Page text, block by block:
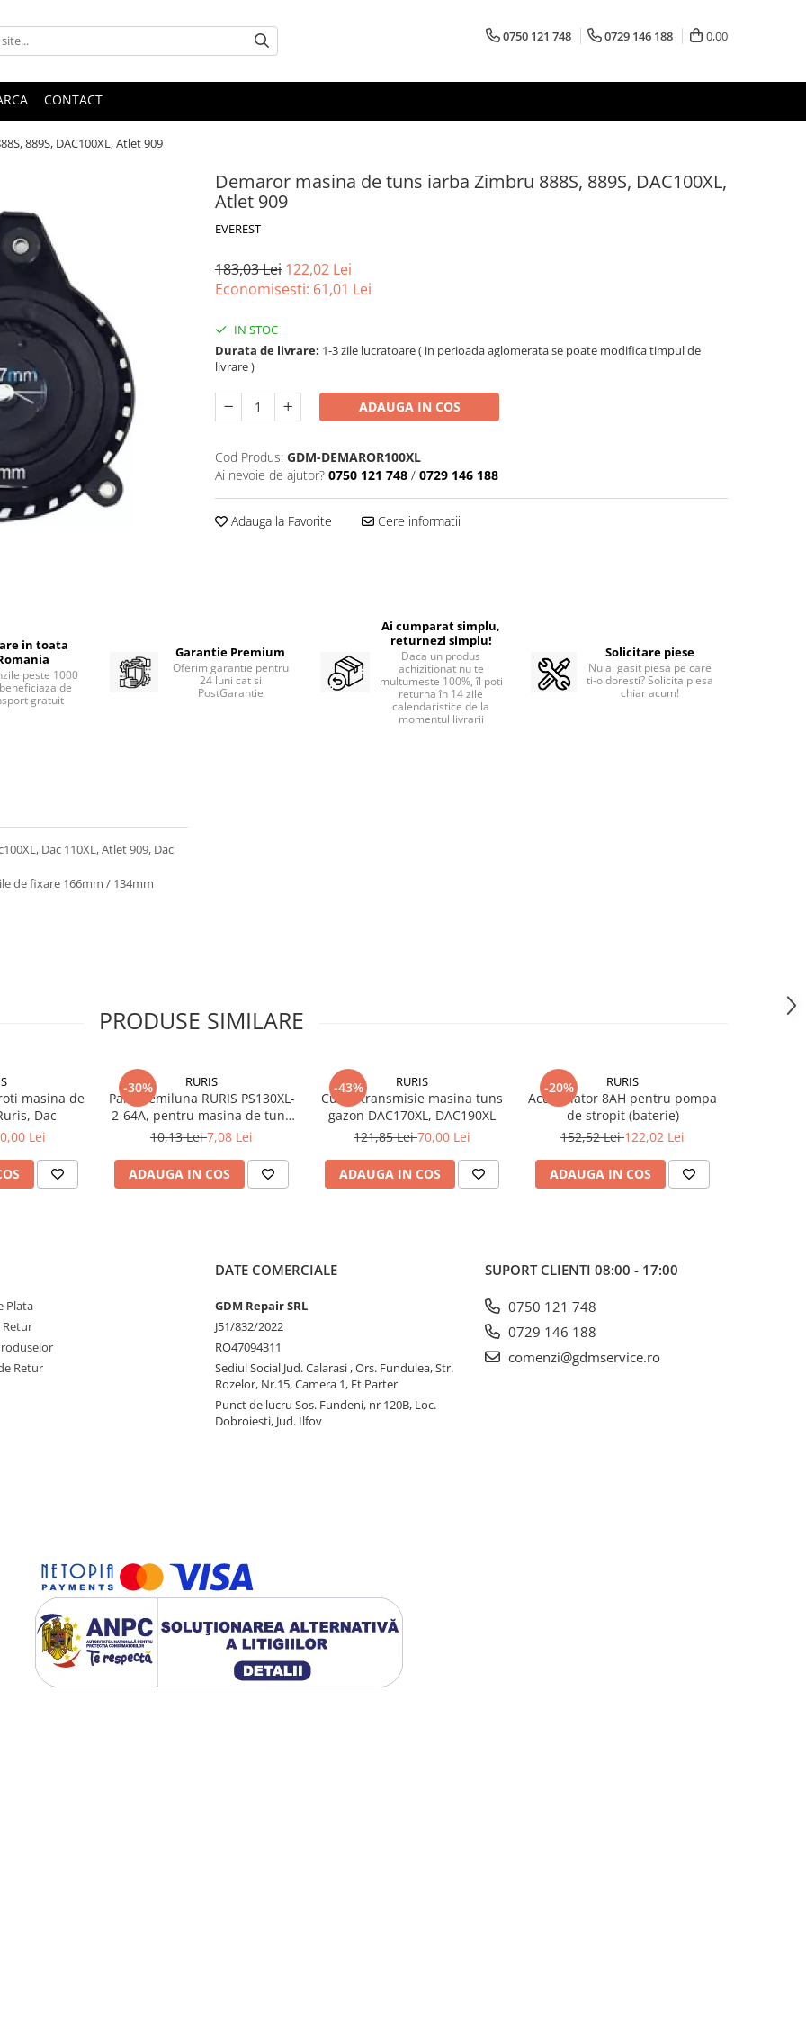
0750 121 748 0729 146 188 0,00
CONTACT
889S, DAC100XL, Atlet 909
Demaror masina de tuns iarba Zimbru 888S, 889S, DAC100XL,
Atlet 909
EVEREST
183,03 Lei 122,02 Lei
Economisesti: 61,01 Lei
IN STOC
Durata de livrare: 1-3 zile lucratoare ( in perioada aglomerata se poate modifica timpul de
livrare )
ADAUGA IN COS
Cod Produs: GDM-DEMAROR100XL
Ai nevoie de ajutor? 0750 121 748 / 0729 146 188
Adauga la Favorite Cere informatii
in toata
peste 1000
de
gratuit
Garantie Premium
Oferim garantie pentru
24 luni cat si
PostGarantie
Ai cumparat simplu,
returnezi simplu!
Daca un produs
achizitionat nu te
multumeste 100%, îl poti
returna în 14 zile
calendaristice de la
momentul livrarii
Solicitare piese
Nu ai gasit piesa pe care
ti-o doresti? Solicita piesa
chiar acum!
Dac 110XL, Atlet 909, Dac
de fixare 166mm / 134mm
PRODUSE SIMILARE
masina de
Dac
Lei
-30% RURIS
Pana semiluna RURIS PS130XL-
2-64A, pentru masina de tuns
iarba Ruris DAC 130XL
10,13 Lei7,08 Lei
ADAUGA IN COS
-43% RURIS
Curea transmisie masina tuns
gazon DAC170XL, DAC190XL
121,85 Lei70,00 Lei
ADAUGA IN COS
-20% RURIS
Acumulator 8AH pentru pompa
de stropit (baterie)
152,52 Lei122,02 Lei
ADAUGA IN COS
Plata
Retur
Retur
DATE COMERCIALE
GDM Repair SRL
J51/832/2022
RO47094311
Sediul Social Jud. Calarasi , Ors. Fundulea, Str.
Rozelor, Nr.15, Camera 1, Et.Parter
Punct de lucru Sos. Fundeni, nr 120B, Loc.
Dobroiesti, Jud. Ilfov
SUPORT CLIENTI 08:00 - 17:00
0750 121 748
0729 146 188
comenzi@gdmservice.ro